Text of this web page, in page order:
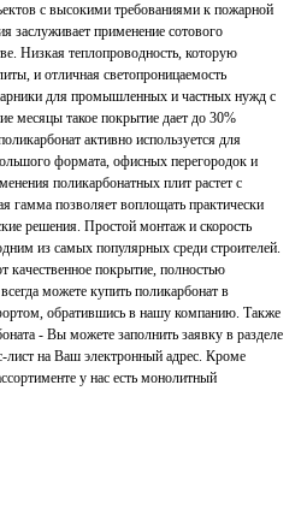
с высокими требованиями к пожарной
заслуживает применение сотового
Низкая теплопроводность, которую
и отличная светопроницаемость
для промышленных и частных нужд с
месяцы такое покрытие дает до 30%
активно используется для
формата, офисных перегородок и
поликарбонатных плит растет с
позволяет воплощать практически
решения. Простой монтаж и скорость
из самых популярных среди строителей.
покрытие, полностью
можете купить поликарбонат в
обратившись в нашу компанию. Также
- Вы можете заполнить заявку в разделе
на Ваш электронный адрес. Кроме
у нас есть монолитный